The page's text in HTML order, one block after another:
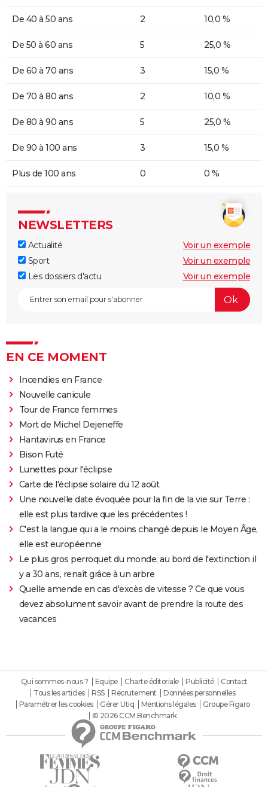
De 40 à 50 ans 2 10,0 %
De 50 à 60 ans 5 25,0 %
De 60 à 70 ans 3 15,0 %
De 70 à 80 ans 2 10,0 %
De 80 à 90 ans 5 25,0 %
De 90 à 100 ans 3 15,0 %
Plus de 100 ans 0 0 %
NEWSLETTERS
Actualité
Voir un exemple
Sport
Voir un exemple
Les dossiers d'actu
Voir un exemple
EN CE MOMENT
Incendies en France
Nouvelle canicule
Tour de France femmes
Mort de Michel Dejeneffe
Hantavirus en France
Bison Futé
Lunettes pour l'éclipse
Carte de l'éclipse solaire du 12 août
Une nouvelle date évoquée pour la fin de la vie sur Terre :
elle est plus tardive que les précédentes !
C'est la langue qui a le moins changé depuis le Moyen Âge,
elle est européenne
Le plus gros perroquet du monde, au bord de l'extinction il
y a 30 ans, renaît grâce à un arbre
Quelle amende en cas d'excès de vitesse ? Ce que vous
devez absolument savoir avant de prendre la route des
vacances
Qui sommes-nous ? Equipe Charte éditoriale Publicité
Contact
Tous les articles
RSS Recrutement
Données personnelles
Paramétrer les cookies
Gérer Utiq Mentions légales
Groupe Figaro
© 2026 CCM Benchmark